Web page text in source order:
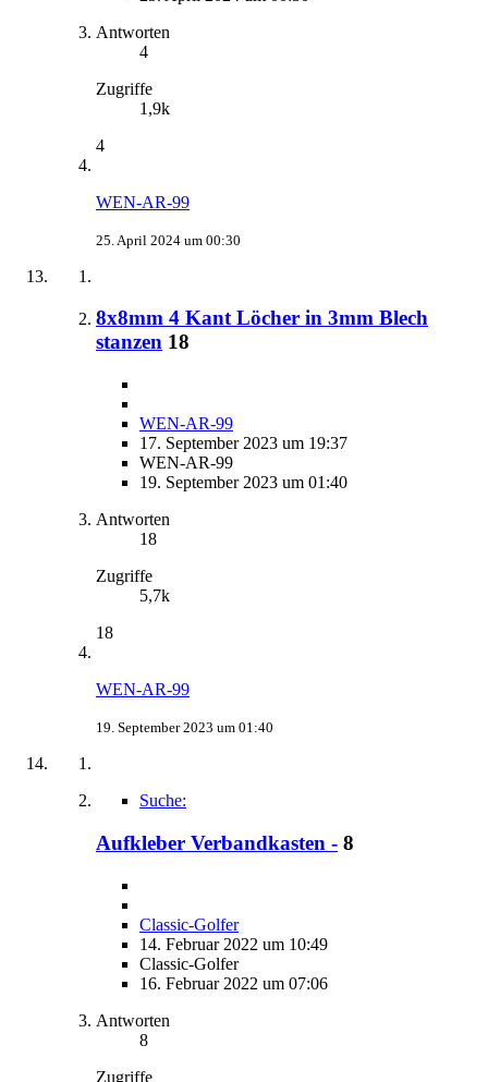
Antworten
4
Zugriffe
1,9k
4
WEN-AR-99
25. April 2024 um 00:30
8x8mm 4 Kant Löcher in 3mm Blech
stanzen 18
WEN-AR-99
17. September 2023 um 19:37
WEN-AR-99
19. September 2023 um 01:40
Antworten
18
Zugriffe
5,7k
18
WEN-AR-99
19. September 2023 um 01:40
Suche:
Aufkleber Verbandkasten - 8
Classic-Golfer
14. Februar 2022 um 10:49
Classic-Golfer
16. Februar 2022 um 07:06
Antworten
8
Zugriffe